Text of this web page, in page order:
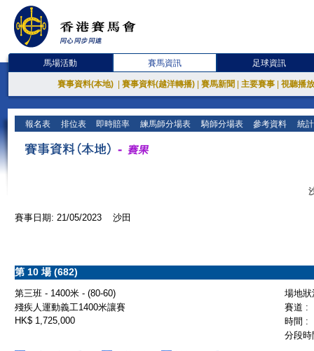
馬場活動 賽馬資訊 足球資訊
賽事資料(本地) 賽事資料(越洋轉播) 賽馬新聞 主要賽事 視聽播
報名表 排位表 即時賠率 練馬師分場表 騎師分場表 參考資料 統
賽事日期: 21/05/2023 沙田
第 10 場 (682)
第三班 - 1400米 - (80-60)
場地
殘疾人運動義工1400米讓賽
賽道 :
HK$ 1,725,000
時間 :
分段